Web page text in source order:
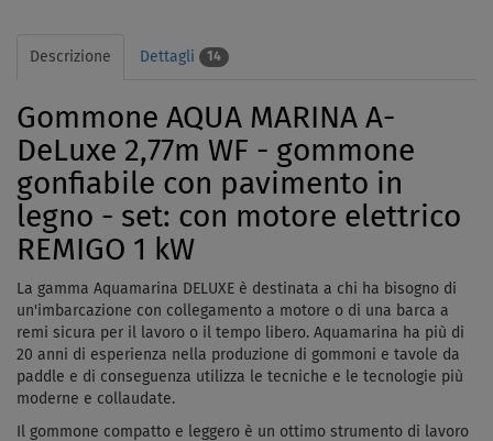
Descrizione Dettagli 14
Gommone AQUA MARINA A-
DeLuxe 2,77m WF - gommone
gonfiabile con pavimento in
legno - set: con motore elettrico
REMIGO 1 kW
La gamma Aquamarina DELUXE è destinata a chi ha bisogno di
un'imbarcazione con collegamento a motore o di una barca a
remi sicura per il lavoro o il tempo libero. Aquamarina ha più di
20 anni di esperienza nella produzione di gommoni e tavole da
paddle e di conseguenza utilizza le tecniche e le tecnologie più
moderne e collaudate.
Il gommone compatto e leggero è un ottimo strumento di lavoro